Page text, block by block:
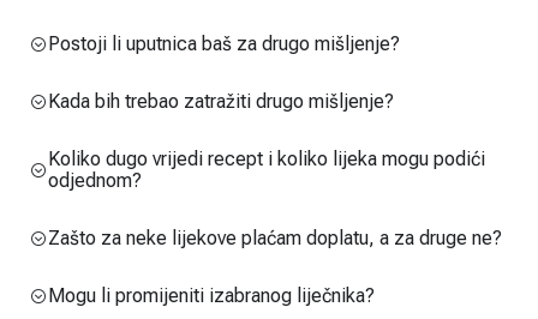
Postoji li uputnica baš za drugo mišljenje?
Kada bih trebao zatražiti drugo mišljenje?
Koliko dugo vrijedi recept i koliko lijeka mogu podići
odjednom?
Zašto za neke lijekove plaćam doplatu, a za druge ne?
Mogu li promijeniti izabranog liječnika?